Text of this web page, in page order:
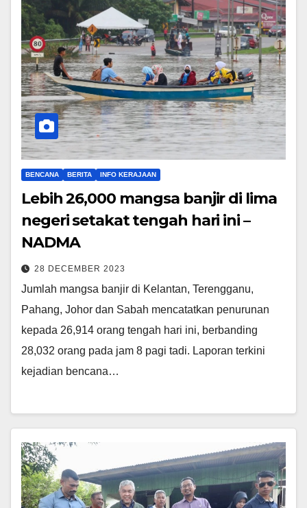
BENCANA BERITA INFO KERAJAAN
Lebih 26,000 mangsa banjir di lima
negeri setakat tengah hari ini –
NADMA
28 DECEMBER 2023
Jumlah mangsa banjir di Kelantan, Terengganu,
Pahang, Johor dan Sabah mencatatkan penurunan
kepada 26,914 orang tengah hari ini, berbanding
28,032 orang pada jam 8 pagi tadi. Laporan terkini
kejadian bencana…